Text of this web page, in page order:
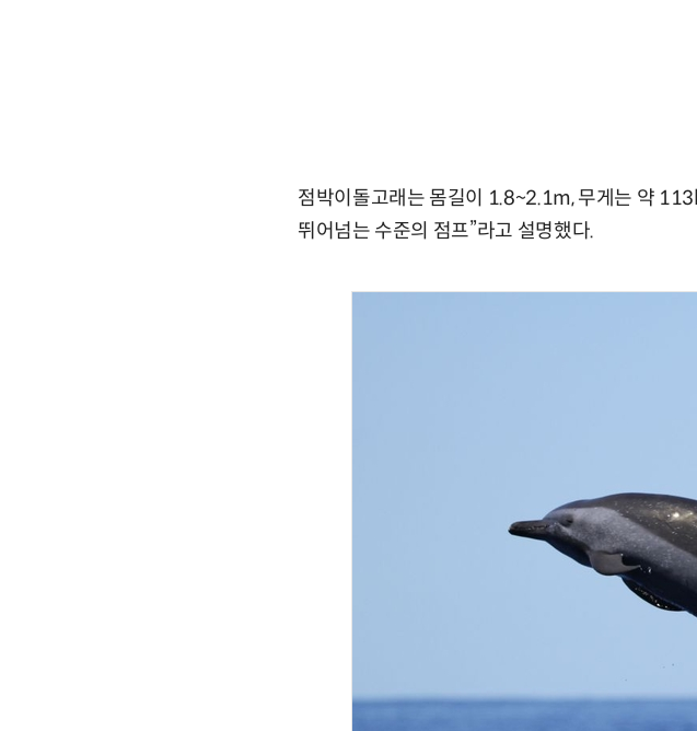
점박이돌고래는 몸길이 1.8~2.1m, 무게는 약
뛰어넘는 수준의 점프”라고 설명했다.